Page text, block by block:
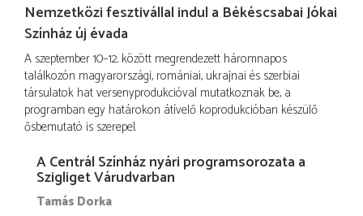
Nemzetközi fesztivállal indul a Békéscsabai Jókai
Színház új évada
A szeptember 10–12. között megrendezett háromnapos
találkozón magyarországi, romániai, ukrajnai és szerbiai
társulatok hat versenyprodukcióval mutatkoznak be, a
programban egy határokon átívelő koprodukcióban készülő
ősbemutató is szerepel.
A Centrál Színház nyári programsorozata a
Szigliget Várudvarban
Tamás Dorka